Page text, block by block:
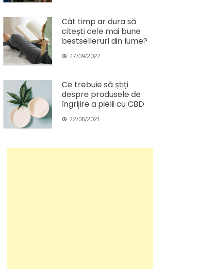
Cât timp ar dura să
citești cele mai bune
bestselleruri din lume?
27/09/2022
Ce trebuie să știți
despre produsele de
îngrijire a pielii cu CBD
22/08/2021